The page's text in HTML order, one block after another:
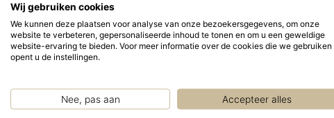
Wij gebruiken cookies
We kunnen deze plaatsen voor analyse van onze bezoekersgegevens, om onze
website te verbeteren, gepersonaliseerde inhoud te tonen en om u een geweldige
website-ervaring te bieden. Voor meer informatie over de cookies die we gebruiken
opent u de instellingen.
Nee, pas aan Accepteer alles
Beschrijving
Gemonteerd in verlaagde systeemplafonds of gipsplaten
Ontwerp: